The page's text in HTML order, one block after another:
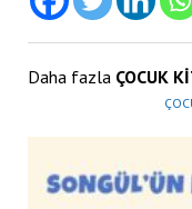
Daha fazla ÇOCUK